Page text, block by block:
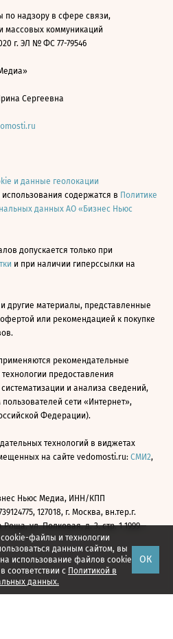
файлы и технологии
данным сайтом, вы
на использование файлов cookie
соответствии с Политикой в
данных.
ОК
надзору в сфере связи,
массовых коммуникаций
г. ЭЛ № ФС 77-79546
Сергеевна
и данные геолокации
содержатся в Политике
данных АО «Бизнес Ньюс
допускается только при
и при наличии гиперссылки на
другие материалы, представленные
или рекомендацией к покупке
рекомендательные
предоставления
и анализа сведений,
сети «Интернет»,
Федерации).
технологий в виджетах
на сайте vedomosti.ru: СМИ2,
Ньюс Медиа, ИНН/КПП
127018, г. Москва, вн.тер.г.
ул. Полковая, д. 3, стр. 1 1999—